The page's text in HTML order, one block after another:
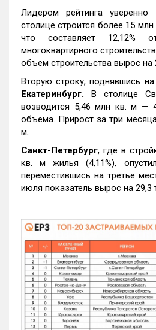
Лидером рейтинга уверенно
столице строится более 15
что составляет 12,12%
многоквартирного
объем строительства вырос на
Вторую строку, поднявшись
Екатеринбург. В столице
возводится 5,46 млн кв. м —
объема. Прирост за три
м.
Санкт-Петербург, где в
кв. м жилья (4,11%),
переместившись на третье
июля показатель вырос на 29,3